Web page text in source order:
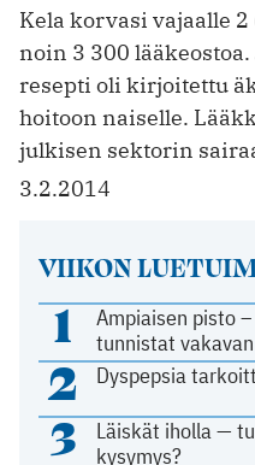
Kela korvasi vajaalle
noin 3 300
resepti oli kirjoitettu
hoitoon naiselle.
julkisen sektorin
3.2.2014
VIIKON
1
Ampiaisen pisto
tunnistat
2 Dyspepsia
3
Läiskät iholla —
kysymys?